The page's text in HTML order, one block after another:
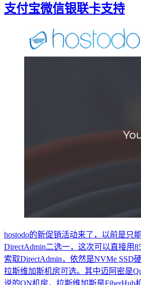
支付宝微信银联卡支持
hostodo的新促销活动来了，以前是只
DirectAdmin二选一，这次可以直接用
索取DirectAdmin，依然是NVMe SSD
拉斯维加斯机房可选。其中迈阿密是
说的QN机房，拉斯维加斯是FiberHub